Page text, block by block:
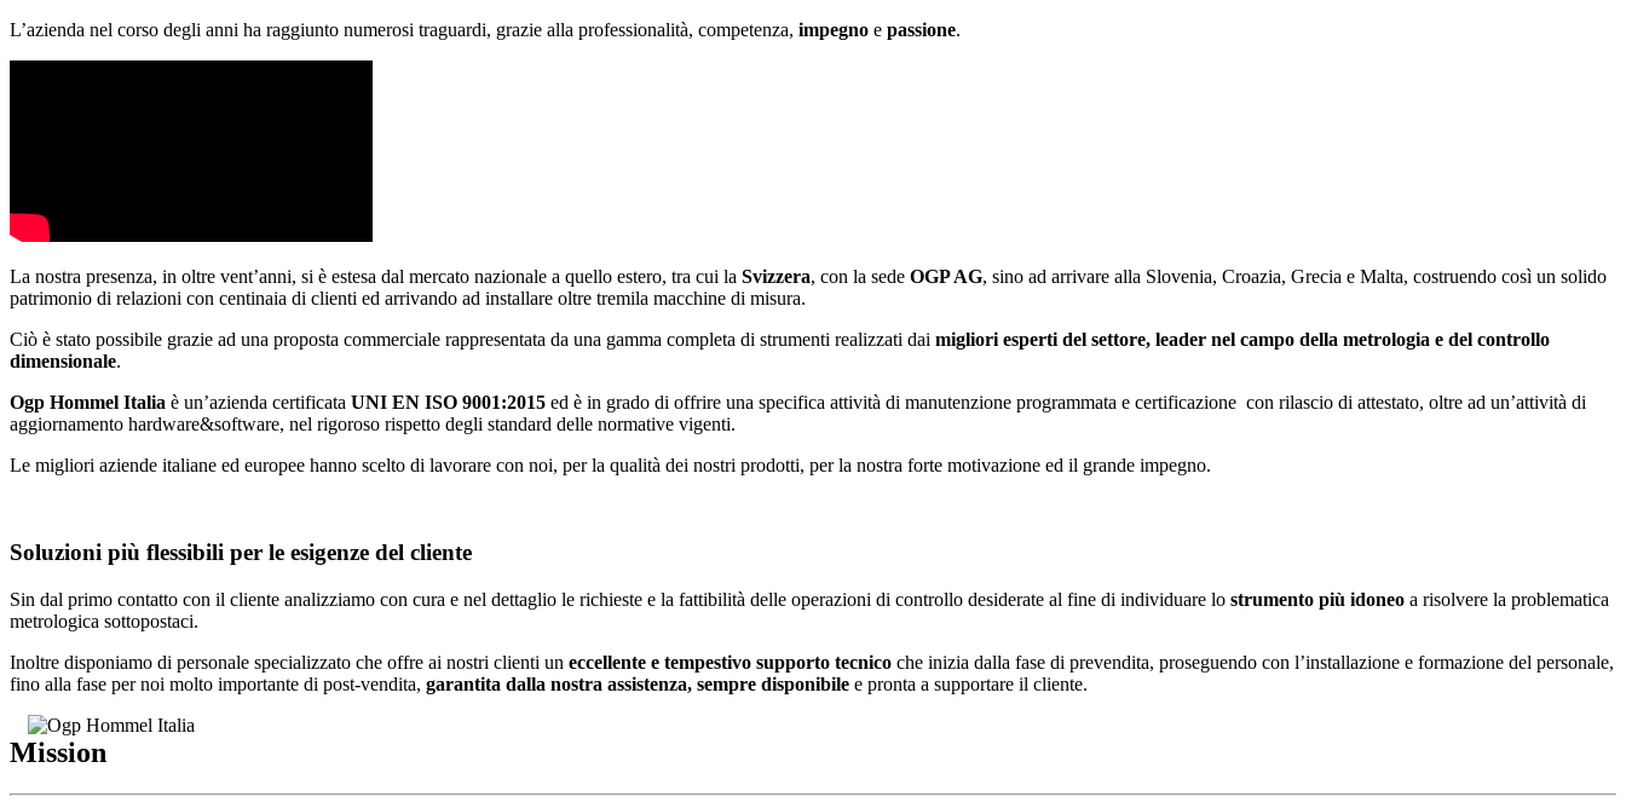
L’azienda nel corso degli anni ha raggiunto numerosi traguardi, grazie alla professionalità, competenza, impegno e passione.
La nostra presenza, in oltre vent’anni, si è estesa dal mercato nazionale a quello estero, tra cui la Svizzera, con la sede OGP AG, sino ad arrivare alla Slovenia, Croazia, Grecia e Malta, costruendo così un solido
patrimonio di relazioni con centinaia di clienti ed arrivando ad installare oltre tremila macchine di misura.
Ciò è stato possibile grazie ad una proposta commerciale rappresentata da una gamma completa di strumenti realizzati dai migliori esperti del settore, leader nel campo della metrologia e del controllo
dimensionale.
Ogp Hommel Italia è un’azienda certificata UNI EN ISO 9001:2015 ed è in grado di offrire una specifica attività di manutenzione programmata e certificazione con rilascio di attestato, oltre ad un’attività di
aggiornamento hardware&software, nel rigoroso rispetto degli standard delle normative vigenti.
Le migliori aziende italiane ed europee hanno scelto di lavorare con noi, per la qualità dei nostri prodotti, per la nostra forte motivazione ed il grande impegno.
Soluzioni più flessibili per le esigenze del cliente
Sin dal primo contatto con il cliente analizziamo con cura e nel dettaglio le richieste e la fattibilità delle operazioni di controllo desiderate al fine di individuare lo strumento più idoneo a risolvere la problematica
metrologica sottopostaci.
Inoltre disponiamo di personale specializzato che offre ai nostri clienti un eccellente e tempestivo supporto tecnico che inizia dalla fase di prevendita, proseguendo con l’installazione e formazione del personale,
fino alla fase per noi molto importante di post-vendita, garantita dalla nostra assistenza, sempre disponibile e pronta a supportare il cliente.
Mission